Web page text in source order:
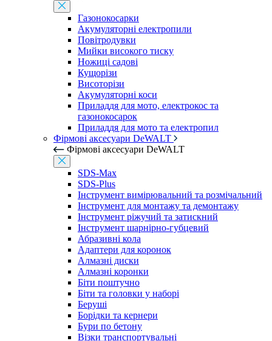
Газонокосарки
Акумуляторні електропили
Повітродувки
Мийки високого тиску
Ножиці садові
Кущорізи
Висоторізи
Акумуляторні коси
Приладдя для мото, електрокос та
газонокосарок
Приладдя для мото та електропил
Фірмові аксесуари DeWALT
Фірмові аксесуари DeWALT
SDS-Max
SDS-Plus
Інструмент вимірювальний та розмічальний
Інструмент для монтажу та демонтажу
Інструмент ріжучий та затискний
Інструмент шарнірно-губцевий
Абразивні кола
Адаптери для коронок
Алмазні диски
Алмазні коронки
Біти поштучно
Біти та головки у наборі
Беруші
Борідки та кернери
Бури по бетону
Візки транспортувальні